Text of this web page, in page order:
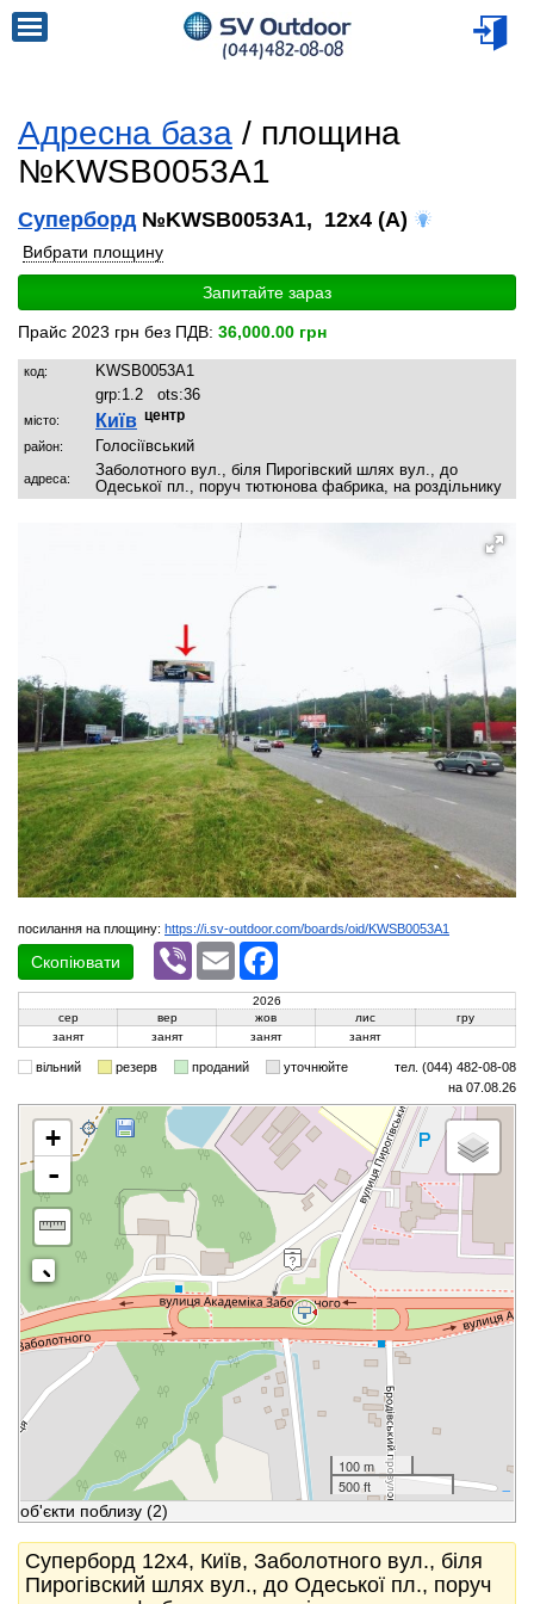
Адресна база / площина
№KWSB0053A1
Суперборд №KWSB0053A1, 12x4 (A)
Вибрати площину
Запитайте зараз
Прайс 2023 грн без ПДВ: 36,000.00 грн
код:
KWSB0053A1
grp:1.2 ots:36
місто: Київ центр
район: Голосіївський
адреса:
Заболотного вул., біля Пирогівский шлях вул., до
Одеської пл., поруч тютюнова фабрика, на роздільнику
посилання на площину: https://i.sv-outdoor.com/boards/oid/KWSB0053A1
Скопіювати
Viber Email
2026
сер
вер жов лис
гру
занят
занят занят занят
вільний резерв проданий уточнюйте
тел. (044) 482-08-08
на 07.08.26
+
-
100 m
500 ft
об'єкти поблизу (2)
Суперборд 12x4, Київ, Заболотного вул., біля
Пирогівский шлях вул., до Одеської пл., поруч